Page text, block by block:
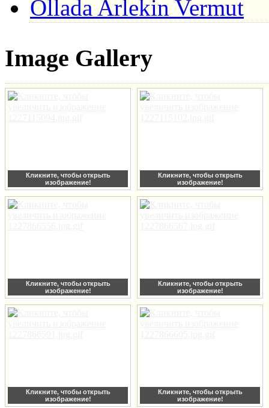
Ollada Arlekin Vermut
Image Gallery
Кликните, чтобы открыть
изображение!
Кликните, чтобы открыть
изображение!
Кликните, чтобы открыть
изображение!
Кликните, чтобы открыть
изображение!
Кликните, чтобы открыть
изображение!
Кликните, чтобы открыть
изображение!